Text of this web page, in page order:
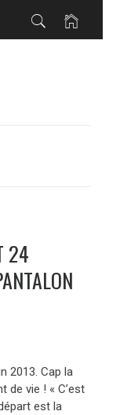
24
2013. Cap la
de vie ! « C’est
est la